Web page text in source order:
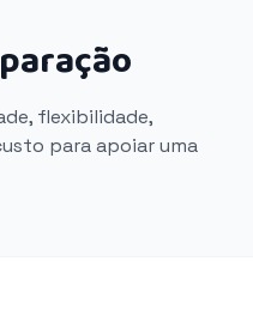
flexibilidade,
para apoiar uma